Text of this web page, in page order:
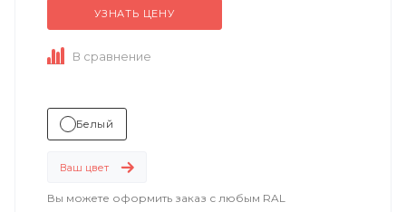
Техническое описание
Состав ...
УЗНАТЬ ЦЕНУ
В сравнение
Белый
Ваш цвет
Вы можете оформить заказ с любым RAL